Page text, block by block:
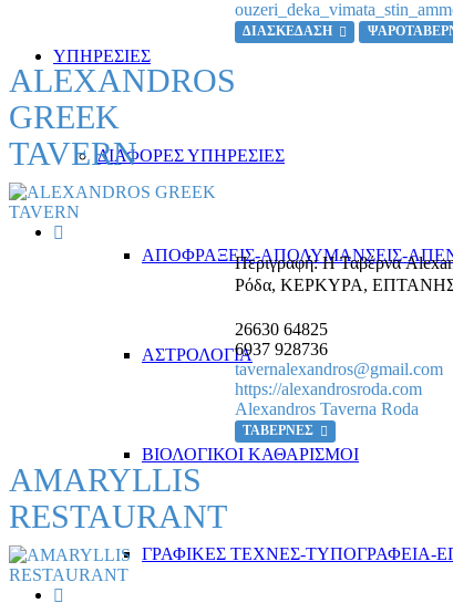
ΥΠΗΡΕΣΙΕΣ
ΔΙΑΦΟΡΕΣ ΥΠΗΡΕΣΙΕΣ
ΑΠΟΦΡΑΞΕΙΣ-ΑΠΟΛΥΜΑΝΣΕΙΣ-
ΑΣΤΡΟΛΟΓΙΑ
ΒΙΟΛΟΓΙΚΟΙ ΚΑΘΑΡΙΣΜΟΙ
ΓΡΑΦΙΚΕΣ ΤΕΧΝΕΣ-ΤΥΠΟΓΡΑΦΕΙΑ-
ΔΙΑΣΚΕΔΑΣΗ
ALEXANDROS
GREEK
TAVERN
Περιγραφή: Η Ταβέρνα
Ρόδα, ΚΕΡΚΥΡΑ,
26630 64825
6937 928736
tavernalexandros@gmail.com
https://alexandrosroda.com
Alexandros Taverna Roda
ΤΑΒΕΡΝΕΣ
AMARYLLIS
RESTAURANT